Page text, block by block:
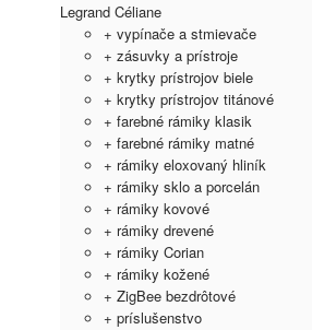
Legrand Céliane
+ vypínače a stmievače
+ zásuvky a prístroje
+ krytky prístrojov biele
+ krytky prístrojov titánové
+ farebné rámiky klasik
+ farebné rámiky matné
+ rámiky eloxovaný hliník
+ rámiky sklo a porcelán
+ rámiky kovové
+ rámiky drevené
+ rámiky Corian
+ rámiky kožené
+ ZigBee bezdrôtové
+ príslušenstvo